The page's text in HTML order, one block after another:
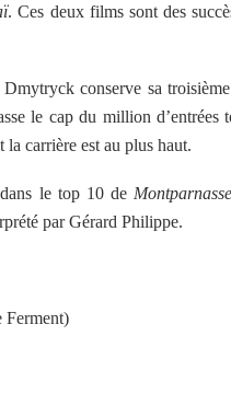
. Ces deux films sont des
conserve sa
le cap du million d’entrées
carrière est au plus haut.
le top 10 de
par Gérard Philippe.
Ferment)